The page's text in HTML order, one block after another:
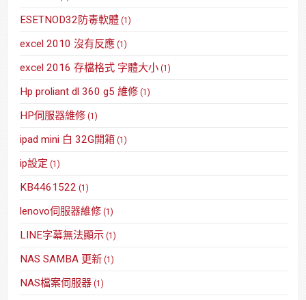
ESETNOD32防毒軟體 (1)
excel 2010 沒有反應 (1)
excel 2016 存檔格式 字體大小 (1)
Hp proliant dl 360 g5 維修 (1)
HP伺服器維修 (1)
ipad mini 白 32G開箱 (1)
ip設定 (1)
KB4461522 (1)
lenovo伺服器維修 (1)
LINE字幕無法顯示 (1)
NAS SAMBA 更新 (1)
NAS檔案伺服器 (1)